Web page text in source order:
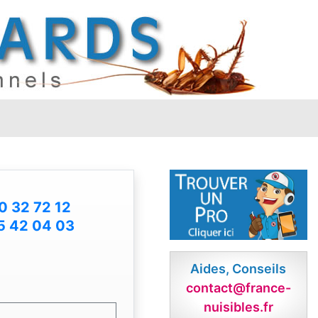
32 72 12
42 04 03
Aides, Conseils
contact@france-
nuisibles.fr